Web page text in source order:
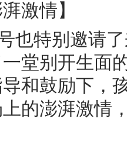
激情】
也特别邀请
堂别开生面
和鼓励下，
的澎湃激情